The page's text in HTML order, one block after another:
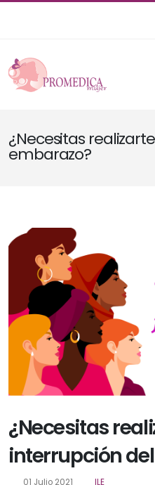
¿Necesitas
embarazo?
¿Necesitas
interrupción
01 Julio 2021 ILE